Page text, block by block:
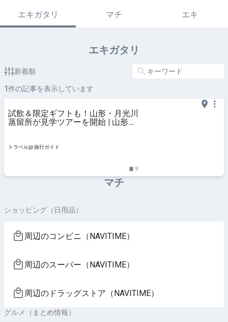
エキガタリ マチ エキ
エキガタリ
新着順
1件の記事を表示しています
試飲＆限定ギフトも！山形・月光川
蒸留所が見学ツアーを開始 | 山形県
トラベルjp 旅行ガイド
9
マチ
ショッピング（日用品）
周辺のコンビニ（NAVITIME）
周辺のスーパー（NAVITIME）
周辺のドラッグストア（NAVITIME）
グルメ（まとめ情報）